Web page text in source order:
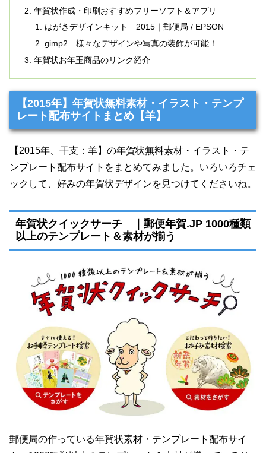
年賀状作成・印刷おすすめフリーソフト＆アプリ
はがきデザインキット 2015｜郵便局 / EPSON
gimp2 様々なデザインや写真の装飾が可能！
年賀状お年玉商品のリンク紹介
【2015年】年賀状無料素材・イラスト・テンプ
レート配布サイトまとめ【羊】
【2015年、干支：羊】の年賀状無料素材・イラスト・テ
ンプレート配布サイトをまとめてみました。いろいろチェ
ックして、好みの年賀状デザインを見つけてくださいね。
年賀状クイックサーチ ｜郵便年賀.JP 1000種類
以上のテンプレート＆素材が揃う
郵便局の作っている年賀状素材・テンプレート配布サイ